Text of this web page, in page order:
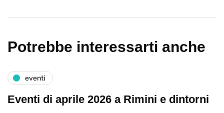
Potrebbe interessarti anche
eventi
Eventi di aprile 2026 a Rimini e dintorni